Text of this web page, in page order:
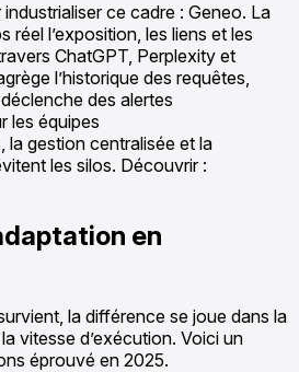
ce cadre : Geneo. La
réel l’exposition, les liens et les
ChatGPT, Perplexity et
l’historique des requêtes,
des alertes
les équipes
la gestion centralisée et la
les silos. Découvrir :
en
la différence se joue dans la
vitesse d’exécution. Voici un
éprouvé en 2025.